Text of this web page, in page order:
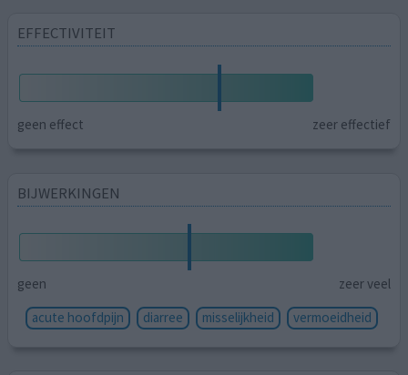
EFFECTIVITEIT
geen effect zeer effectief
BIJWERKINGEN
geen
zeer veel
acute hoofdpijn
diarree misselijkheid vermoeidheid